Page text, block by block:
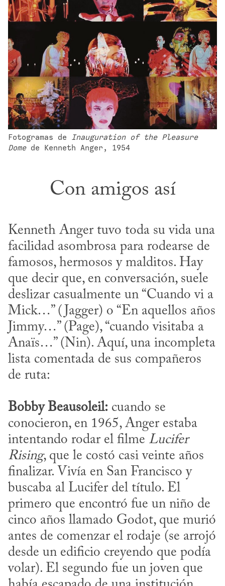
Fotogramas de Inauguration of the Pleasure
Dome de Kenneth Anger, 1954
Con amigos así
Kenneth Anger tuvo toda su vida una
facilidad asombrosa para rodearse de
famosos, hermosos y malditos. Hay
que decir que, en conversación, suele
deslizar casualmente un “Cuando vi a
Mick…” (Jagger) o “En aquellos años
Jimmy…” (Page), “cuando visitaba a
Anaïs…” (Nin). Aquí, una incompleta
lista comentada de sus compañeros
Bobby Beausoleil: cuando se
conocieron, en 1965, Anger estaba
intentando rodar el filme Lucifer
Rising, que le costó casi veinte años
finalizar. Vivía en San Francisco y
buscaba al Lucifer del título. El
primero que encontró fue un niño de
cinco años llamado Godot, que murió
antes de comenzar el rodaje (se arrojó
desde un edificio creyendo que podía
volar). El segundo fue un joven que